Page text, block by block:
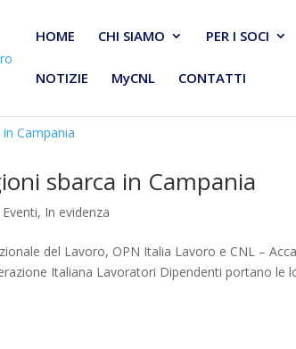
HOME CHI SIAMO PER I SOCI
NOTIZIE MyCNL CONTATTI
sbarca in Campania
Eventi, In evidenza
del Lavoro, OPN Italia Lavoro e CNL –
Italiana Lavoratori Dipendenti portano le